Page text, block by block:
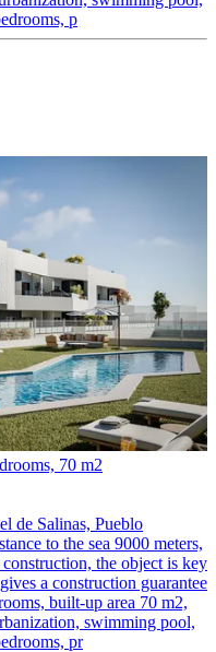
p
70 m2
de Salinas, Pueblo
to the sea 9000 meters,
the object is key
a construction guarantee
built-up area 70 m2,
swimming pool,
pr